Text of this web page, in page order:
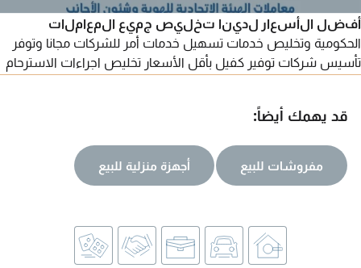
أفضل الأسعار لدينا تخليص جميع المعاملات
الحكومية وتخليص خدمات تسهيل خدمات أمر للشركات مجانا وتوفر
تأسيس شركات توفير كفيل بأقل الأسعار تخليص اجراءات الاسترحام
قد يهمك أيضاً:
مفروشات للبيع أجهزة منزلية للبيع